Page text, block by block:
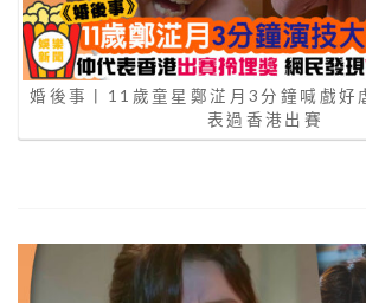
婚後事丨11歲童星鄭淽月3分鐘喊戲好
表過香港出賽